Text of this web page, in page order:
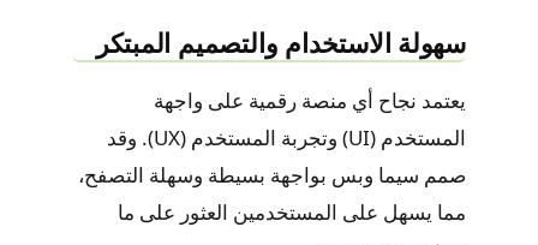
سهولة الاستخدام والتصميم المبتكر
يعتمد نجاح أي منصة رقمية على واجهة
المستخدم (UI) وتجربة المستخدم (UX). وقد
صمم سيما وبس بواجهة بسيطة وسهلة التصفح،
مما يسهل على المستخدمين العثور على ما